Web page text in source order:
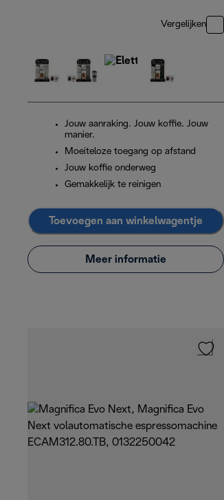
Vergelijken
Jouw aanraking. Jouw koffie. Jouw
manier.
Moeiteloze toegang op afstand
Jouw koffie onderweg
Gemakkelijk te reinigen
Toevoegen aan winkelwagentje
Meer informatie